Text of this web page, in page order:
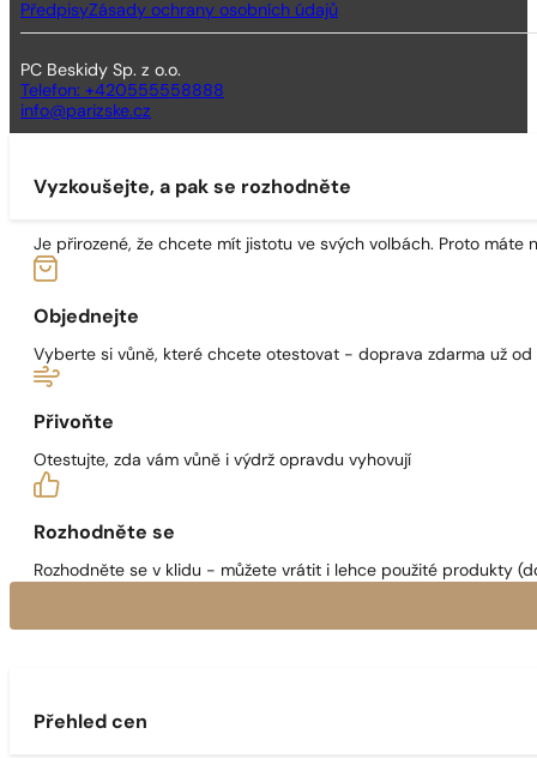
PředpisyZásady ochrany osobních údajů
PC Beskidy Sp. z o.o.
Telefon: +420555558888
info@parizske.cz
Vyzkoušejte, a pak se rozhodněte
Je přirozené, že chcete mít jistotu ve svých volbách. Proto máte
Objednejte
Vyberte si vůně, které chcete otestovat - doprava zdarma už
Přivoňte
Otestujte, zda vám vůně i výdrž opravdu vyhovují
Rozhodněte se
Rozhodněte se v klidu - můžete vrátit i lehce použité produkty
Přehled cen